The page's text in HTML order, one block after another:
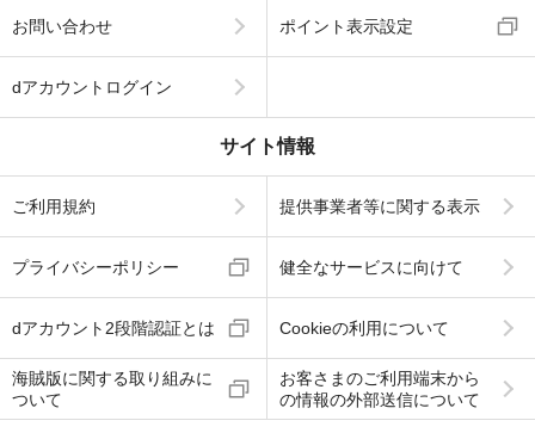
お問い合わせ ポイント表示設定
dアカウントログイン
サイト情報
ご利用規約 提供事業者等に関する表示
プライバシーポリシー 健全なサービスに向けて
dアカウント2段階認証とは Cookieの利用について
海賊版に関する取り組みに
ついて
お客さまのご利用端末から
の情報の外部送信について